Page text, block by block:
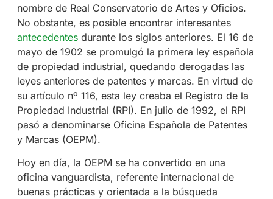
nombre de Real Conservatorio de Artes y Oficios.
No obstante, es posible encontrar interesantes
antecedentesdurante los siglos anteriores. El 16 de
mayo de 1902 se promulgó la primera ley española
de propiedad industrial, quedando derogadas las
leyes anteriores de patentes y marcas. En virtud de
su artículo nº 116, esta ley creaba el Registro de la
Propiedad Industrial (RPI). En julio de 1992, el RPI
pasó a denominarse Oficina Española de Patentes
y Marcas (OEPM).
Hoy en día, la OEPM se ha convertido en una
oficina vanguardista, referente internacional de
buenas prácticas y orientada a la búsqueda